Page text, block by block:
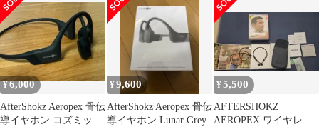
¥6,000
AfterShokz Aeropex 骨伝
導イヤホン コズミック
¥9,600
AfterShokz Aeropex 骨伝
導イヤホン Lunar Grey
¥5,500
AFTERSHOKZ
AEROPEX ワイヤレス